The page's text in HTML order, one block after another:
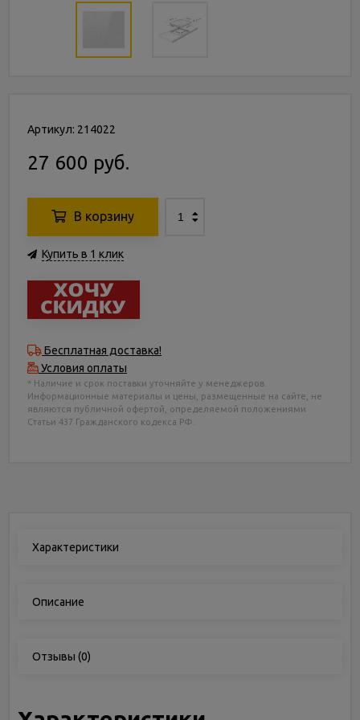
Артикул: 214022
27 600 руб.
В корзину
Купить в 1 клик
Бесплатная доставка!
Условия оплаты
* Наличие и срок поставки уточняйте у менеджеров.
Информационные материалы и цены, размещенные на сайте, не
являются публичной офертой, определяемой положениями
Статьи 437 Гражданского кодекса РФ.
Характеристики
Описание
Отзывы (0)